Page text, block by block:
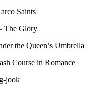
Saints
The Glory
the Queen’s Umbrella
Course in Romance
jook